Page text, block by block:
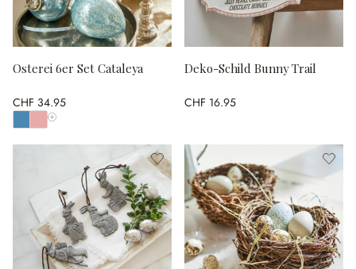
Osterei 6er Set Cataleya
CHF 34.95
Alle Farben anzeigen
Deko-Schild Bunny Trail
CHF 16.95